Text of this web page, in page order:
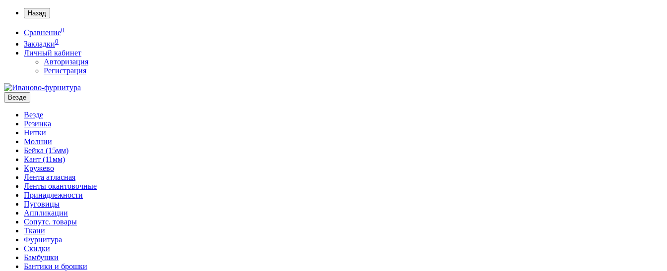
Назад
Сравнение0
Закладки0
Личный кабинет
Авторизация
Регистрация
Везде
Везде
Резинка
Нитки
Молнии
Бейка (15мм)
Кант (11мм)
Кружево
Лента атласная
Ленты окантовочные
Принадлежности
Пуговицы
Аппликации
Сопутс. товары
Ткани
Фурнитура
Скидки
Бамбушки
Бантики и брошки